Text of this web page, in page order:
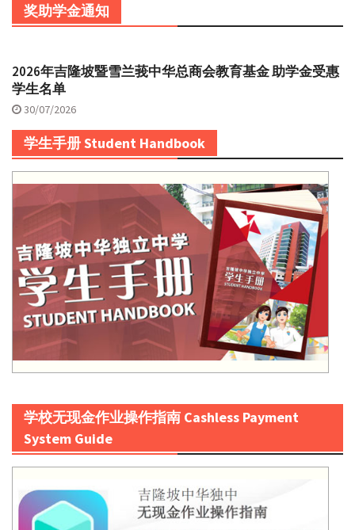
奖助学金通知
2026年吉隆坡暨雪兰莪中华总商会教育基金 助学金受惠
学生名单
30/07/2026
学生手册 Student Handbook
学校无现金作业操作指南 Cashless Payment
System Guide